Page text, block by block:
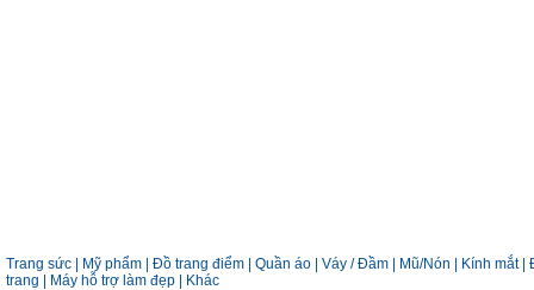
Trang sức Mỹ phẩm Đồ trang điểm Quần áo Váy / Đầm Mũ/Nón Kính mắt
trang
Máy hỗ trợ làm đẹp Khác